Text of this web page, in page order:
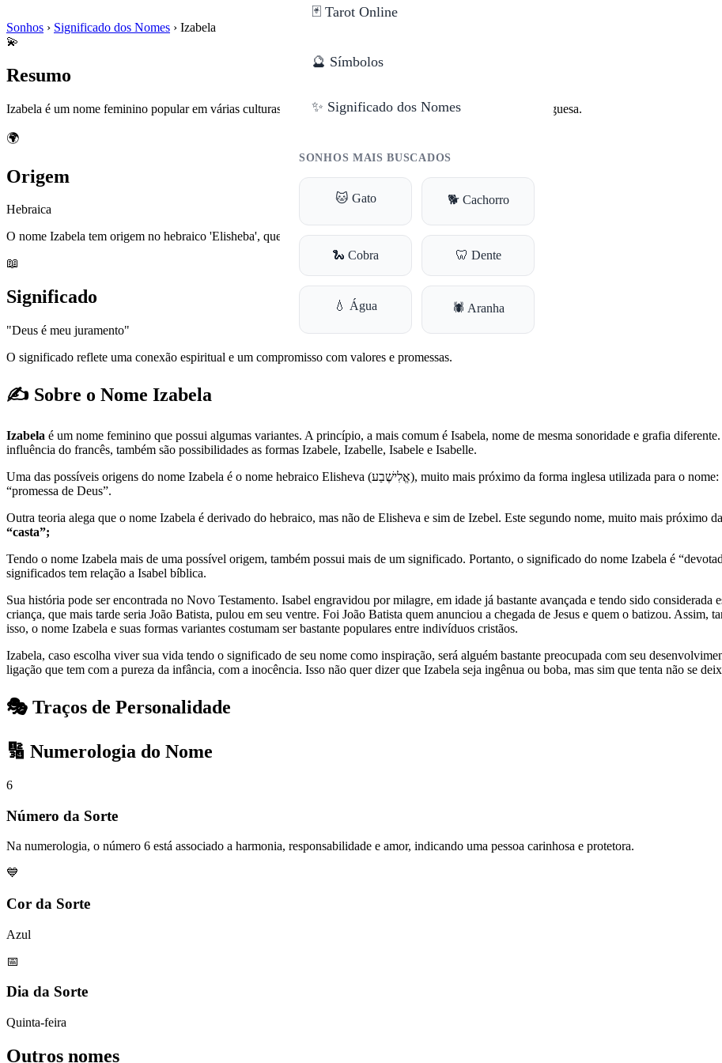
🃏 Tarot Online
🔮 Símbolos
✨ Significado dos Nomes
SONHOS MAIS BUSCADOS
🐱 Gato 🐕 Cachorro
🐍 Cobra 🦷 Dente
💧 Água 🕷️ Aranha
Sonhos › Significado dos Nomes › Izabela
💫
Resumo
Izabela é um nome feminino popular em várias culturas, especialmente na Europa e em países de língua portuguesa.
🌍
Origem
Hebraica
O nome Izabela tem origem no hebraico 'Elisheba', que significa 'Deus é meu juramento'.
📖
Significado
"Deus é meu juramento"
O significado reflete uma conexão espiritual e um compromisso com valores e promessas.
✍️ Sobre o Nome Izabela
Izabela é um nome feminino que possui algumas variantes. A princípio, a mais comum é Isabela, nome de mesma sonoridade e grafia
influência do francês, também são possibilidades as formas Izabele, Izabelle, Isabele e Isabelle.
Uma das possíveis origens do nome Izabela é o nome hebraico Elisheva (אֱלִישֶׁבַע), muito mais próximo da forma inglesa utilizada para o nome: Elizabeth. O nome Elisheva significa “devotada a Deus” ou
“promessa de Deus”.
Outra teoria alega que o nome Izabela é derivado do hebraico, mas não de Elisheva e sim de Izebel. Este segundo nome, muito mais próximo
“casta”;
Tendo o nome Izabela mais de uma possível origem, também possui mais de um significado. Portanto, o significado do nome Izabela é
significados tem relação a Isabel bíblica.
Sua história pode ser encontrada no Novo Testamento. Isabel engravidou por milagre, em idade já bastante avançada e tendo sido
criança, que mais tarde seria João Batista, pulou em seu ventre. Foi João Batista quem anunciou a chegada de Jesus e quem o batizou. Assim,
isso, o nome Izabela e suas formas variantes costumam ser bastante populares entre indivíduos cristãos.
Izabela, caso escolha viver sua vida tendo o significado de seu nome como inspiração, será alguém bastante preocupada com seu
ligação que tem com a pureza da infância, com a inocência. Isso não quer dizer que Izabela seja ingênua ou boba, mas sim que tenta não se
🎭 Traços de Personalidade
🔢 Numerologia do Nome
6
Número da Sorte
Na numerologia, o número 6 está associado a harmonia, responsabilidade e amor, indicando uma pessoa carinhosa e protetora.
💙
Cor da Sorte
Azul
📅
Dia da Sorte
Quinta-feira
Outros nomes